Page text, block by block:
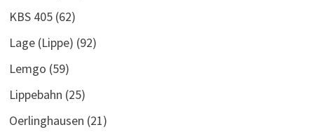
KBS 405(62)
Lage (Lippe) (92)
Lemgo (59)
Lippebahn (25)
Oerlinghausen (21)